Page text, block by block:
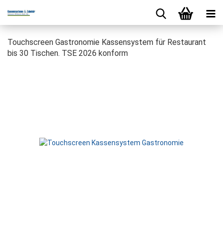
Touchscreen Gastronomie Kassensystem für Restaurant
bis 30 Tischen. TSE 2026 konform